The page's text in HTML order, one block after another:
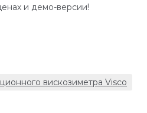
и демо-версии!
вискозиметра Visco